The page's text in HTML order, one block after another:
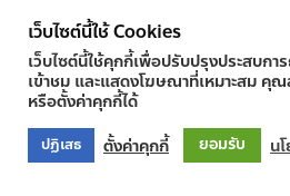
Vista Codec Package
ครูทูเดย์ ข่าวการศึกษา -
© Newspaper WordPress
เว็บไซต์นี้ใช้ Cookies
เว็บไซต์นี้ใช้คุกกี้เพื่อปรับปรุงประสบกา
เข้าชม และแสดงโฆษณาที่เหมาะสม คุ
หรือตั้งค่าคุกกี้ได้
ปฏิเสธ ตั้งค่าคุกกี้ ยอมรับ น